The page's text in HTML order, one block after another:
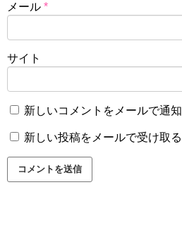
メール *
サイト
新しいコメントをメールで通知
新しい投稿をメールで受け取る